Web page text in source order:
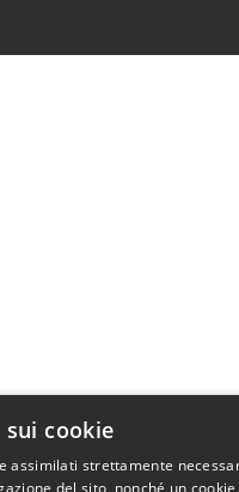
cookie
assimilati strettamente
del sito, nonché un cookie